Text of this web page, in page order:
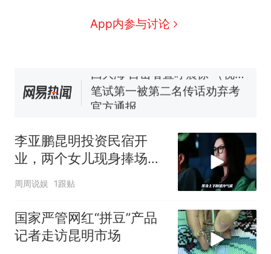
App内参与讨论
协会回应
男子上山采菌偶然发现鸡枞菌
来源：参考消息）
笔试第一被第二名传话劝弃考
官方通报
么？
李亚鹏昆明投资民宿开
业，两个女儿现身捧场，
周周说娱 1跟贴
国家严管网红“拼豆”产品
记者走访昆明市场